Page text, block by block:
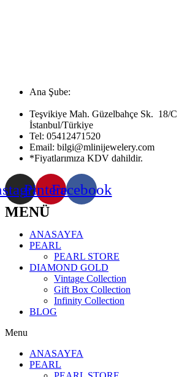
Ana Şube:
Teşvikiye Mah. Güzelbahçe Sk. 18/C
İstanbul/Türkiye
Tel: 05412471520
Email: bilgi@mlinijewelery.com
*Fiyatlarımıza KDV dahildir.
PinterestFacebook
MENÜ
ANASAYFA
PEARL
PEARL STORE
DIAMOND GOLD
Vintage Collection
Gift Box Collection
Infinity Collection
BLOG
Menu
ANASAYFA
PEARL